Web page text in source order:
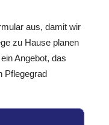
aus, damit wir
zu Hause planen
Angebot, das
Pflegegrad